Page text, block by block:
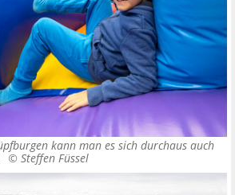
kann man es sich durchaus auch
© Steffen Füssel